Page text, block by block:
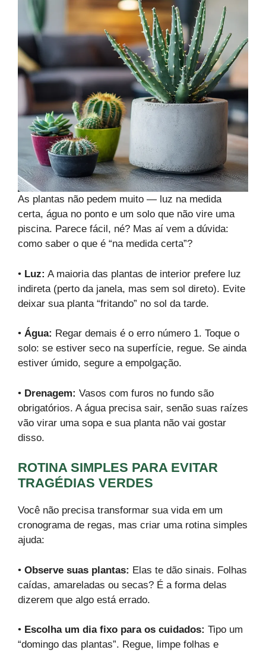
As plantas não pedem muito — luz na medida
certa, água no ponto e um solo que não vire uma
piscina. Parece fácil, né? Mas aí vem a dúvida:
como saber o que é “na medida certa”?
• Luz: A maioria das plantas de interior prefere luz
indireta (perto da janela, mas sem sol direto). Evite
deixar sua planta “fritando” no sol da tarde.
• Água: Regar demais é o erro número 1. Toque o
solo: se estiver seco na superfície, regue. Se ainda
estiver úmido, segure a empolgação.
• Drenagem: Vasos com furos no fundo são
obrigatórios. A água precisa sair, senão suas raízes
vão virar uma sopa e sua planta não vai gostar
disso.
ROTINA SIMPLES PARA EVITAR
TRAGÉDIAS VERDES
Você não precisa transformar sua vida em um
cronograma de regas, mas criar uma rotina simples
ajuda:
• Observe suas plantas: Elas te dão sinais. Folhas
caídas, amareladas ou secas? É a forma delas
dizerem que algo está errado.
• Escolha um dia fixo para os cuidados: Tipo um
“domingo das plantas”. Regue, limpe folhas e